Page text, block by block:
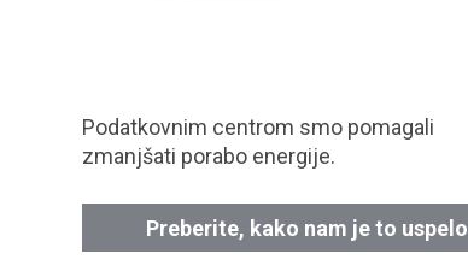
Podatkovnim centrom smo pomagali
zmanjšati porabo energije.
Preberite, kako nam je to uspelo